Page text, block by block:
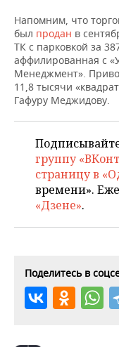
НЕФТЬ
ОПК
ЭНЕРГЕТИКА
ТРАНСПОРТ
УСЛУГИ
IT
МЕДИА
НОВОСТИ
ВЫЕЗДНАЯ
БИЗНЕС-БРАНЧИ
ONLINE-
ОТКРЫТАЯ
СПОРТ
НОВОСТИ СПОРТА
ФУТБОЛ
ХОККЕЙ
БАСКЕТБОЛ
ВОЛЕЙБОЛ
ФИГУРНОЕ
ВОДНЫЕ ВИДЫ
ОБЩЕСТВО
НОВОСТИ
ВЛАСТЬ
ИСТОРИЯ
МЕДИЦИНА
ОБРАЗОВАНИЕ
ФОТОГАЛЕРЕЯ
СЮЖЕТЫ
СПРАВОЧНИК
СПИСОК ПЕРСОН
ПОЛНАЯ ВЕРСИЯ
Напомним, что
был продан в
ТК с парковкой за
аффилированная с
Менеджмент».
11,8 тысячи
Гафуру Меджидову.
группу
страницу в
времени».
«Дзене».
Поделитесь в